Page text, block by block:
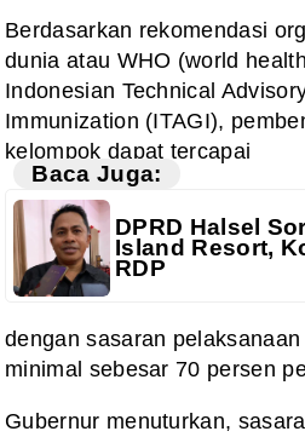
Berdasarkan rekomendasi
dunia atau WHO (world
Indonesian Technical
Immunization (ITAGI),
kelompok dapat tercapai
Baca Juga:
DPRD Halsel
Island Resort,
RDP
dengan sasaran
minimal sebesar 70 persen
Gubernur menuturkan,